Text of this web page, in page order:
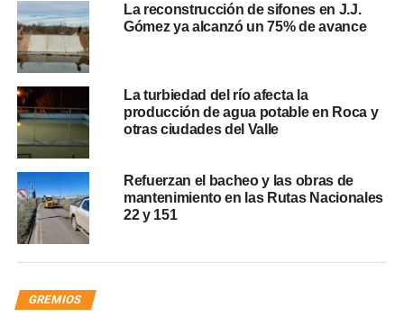
La reconstrucción de sifones en J.J.
Gómez ya alcanzó un 75% de avance
La turbiedad del río afecta la
producción de agua potable en Roca y
otras ciudades del Valle
Refuerzan el bacheo y las obras de
mantenimiento en las Rutas Nacionales
22 y 151
GREMIOS